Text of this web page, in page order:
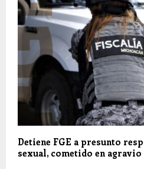
Detiene FGE a presunto
sexual, cometido en